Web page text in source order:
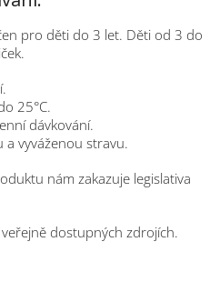
pro děti do 3 let. Děti od 3 do
25°C.
dávkování.
vyváženou stravu.
nám zakazuje legislativa
dostupných zdrojích.